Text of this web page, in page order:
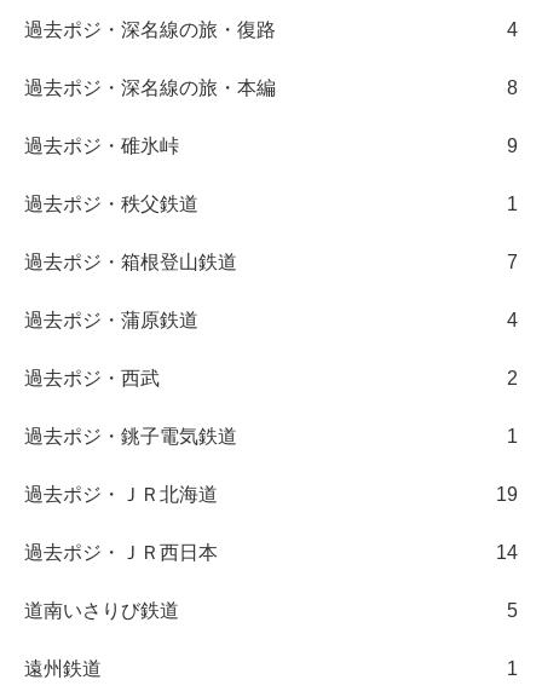
過去ポジ・深名線の旅・復路 4
過去ポジ・深名線の旅・本編 8
過去ポジ・碓氷峠 9
過去ポジ・秩父鉄道 1
過去ポジ・箱根登山鉄道 7
過去ポジ・蒲原鉄道 4
過去ポジ・西武 2
過去ポジ・銚子電気鉄道 1
過去ポジ・ＪＲ北海道 19
過去ポジ・ＪＲ西日本 14
道南いさりび鉄道 5
遠州鉄道 1